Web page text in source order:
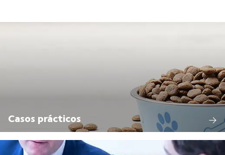
Casos prácticos